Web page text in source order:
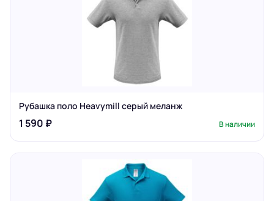
Рубашка поло Heavymill серый меланж
1 590 ₽ В наличии